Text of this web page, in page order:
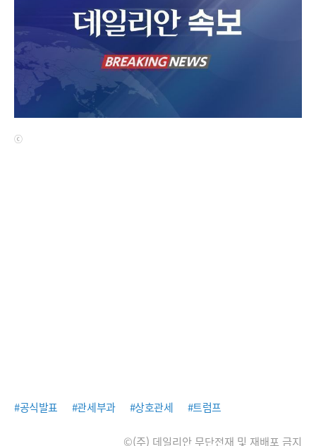
ⓒ
#공식발표 #관세부과 #상호관세 #트럼프
©(주) 데일리안 무단전재 및 재배포 금지